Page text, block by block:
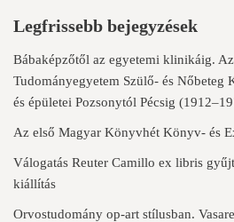
Legfrissebb bejegyzések
Bábaképzőtől az egyetemi klinikáig.
Tudományegyetem Szülő- és Nőbeteg
és épületei Pozsonytól Pécsig
Az első Magyar Könyvhét Könyv- és
Válogatás Reuter Camillo ex libris
kiállítás
Orvostudomány op-art stílusban.